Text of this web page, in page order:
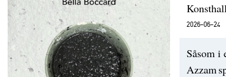
2026-06-24
Såsom i
Azzam